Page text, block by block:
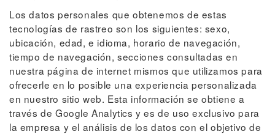
Los datos personales que obtenemos de estas
tecnologías de rastreo son los siguientes: sexo,
ubicación, edad, e idioma, horario de navegación,
tiempo de navegación, secciones consultadas en
nuestra página de internet mismos que utilizamos para
ofrecerle en lo posible una experiencia personalizada
en nuestro sitio web. Esta información se obtiene a
través de Google Analytics y es de uso exclusivo para
la empresa y el análisis de los datos con el objetivo de